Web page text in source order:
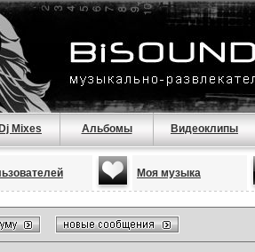
Dj Mixes Альбомы Видеоклипы
Моя музыка